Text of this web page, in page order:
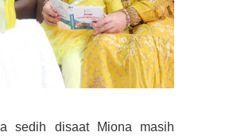
sedih disaat Miona masih